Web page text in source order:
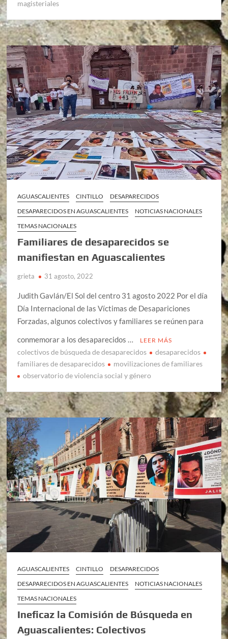
magisteriales
AGUASCALIENTES CINTILLO
DESAPARECIDOS
DESAPARECIDOS EN AGUASCALIENTES
NOTICIAS NACIONALES
TEMAS NACIONALES
Familiares de desaparecidos se
manifiestan en Aguascalientes
grieta 31 agosto, 2022
Judith Gavlán/El Sol del centro 31 agosto 2022 Por el día
Día Internacional de las Víctimas de Desapariciones
Forzadas, algunos colectivos y familiares se reúnen para
conmemorar a los desaparecidos …
LEER MÁS
colectivos de búsqueda de desaparecidos
desaparecidos
familiares de desaparecidos
movilizaciones de familiares
observatorio de violencia social y género
AGUASCALIENTES CINTILLO
DESAPARECIDOS
DESAPARECIDOS EN AGUASCALIENTES
NOTICIAS NACIONALES
TEMAS NACIONALES
Ineficaz la Comisión de Búsqueda en
Aguascalientes: Colectivos